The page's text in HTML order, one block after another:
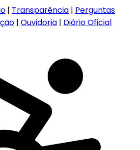
| Transparência | Perguntas
| Ouvidoria | Diário Oficial